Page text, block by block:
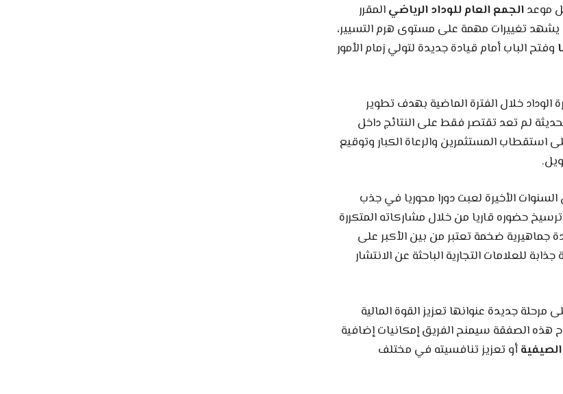
موعدالجمع العام للوداد الرياضيالمقرر
يشهد تغييرات مهمة على مستوى هرم التسيير،
وفتح الباب أمام قيادة جديدة لتولي زمام الأمور
الوداد خلال الفترة الماضية بهدف تطوير
لم تعد تقتصر فقط على النتائج داخل
استقطاب المستثمرين والرعاة الكبار وتوقيع
السنوات الأخيرة لعبت دورا محوريا في جذب
حضوره قاريا من خلال مشاركاته المتكررة
جماهيرية ضخمة تعتبر من بين الأكبر على
للعلامات التجارية الباحثة عن الانتشار
جديدة عنوانها تعزيز القوة المالية
هذه الصفقة سيمنح الفريق إمكانيات إضافية
الصيفيةأو تعزيز تنافسيته في مختلف